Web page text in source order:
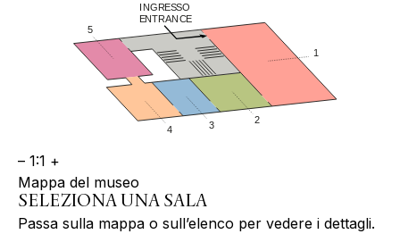
5
4 3 2
1
I
NGRESSO
E
NTRANCE
– 1:1 +
Mappa del museo
SELEZIONA UNA SALA
Passa sulla mappa o sull’elenco per vedere i dettagli.